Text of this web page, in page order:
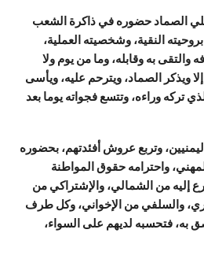
الصماد حضوره في ذاكرة الشعب
النقية، وشخصيته العملية،
والتقى به وقابله، وما من يوم ولا
ويذكر الصماد، ويترحم عليه، ويأسى
تركه وراءه، وتتسع فجواته يوما بعد
وتربع عروش أفئدتهم، بحضوره
واحترامه حقوق المواطنة
إليه من الشمالي، والإشتراكي من
والسلفي من الإخواني، وكل طرف
به، فتحسبه لديهم على السواء،